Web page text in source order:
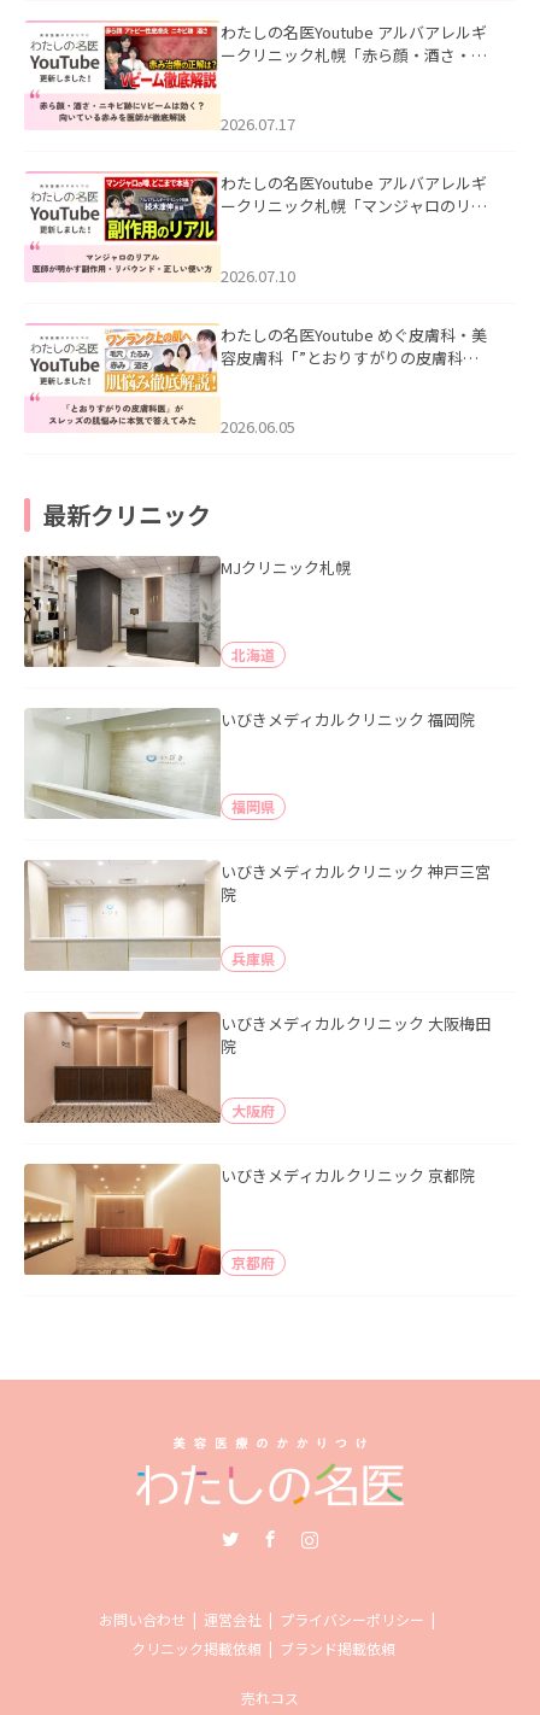
わたしの名医Youtube アルバアレルギ
ークリニック札幌「赤ら顔・酒さ・ニ
した。
2026.07.17
わたしの名医Youtube アルバアレルギ
ークリニック札幌「マンジャロのリア
た。
2026.07.10
わたしの名医Youtube めぐ皮膚科・美
容皮膚科「”とおりすがりの皮膚科
2026.06.05
最新クリニック
MJクリニック札幌
北海道
いびきメディカルクリニック 福岡院
福岡県
いびきメディカルクリニック 神戸三宮
院
兵庫県
いびきメディカルクリニック 大阪梅田
院
大阪府
いびきメディカルクリニック 京都院
京都府
お問い合わせ 運営会社
プライバシーポリシー
クリニック掲載依頼
ブランド掲載依頼
売れコス